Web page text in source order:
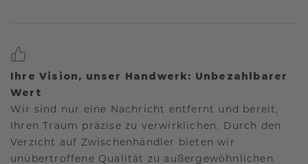
Ihre Vision, unser Handwerk: Unbezahlbarer
Wert
Wir sind nur eine Nachricht entfernt und bereit,
Ihren Traum präzise zu verwirklichen. Durch den
Verzicht auf Zwischenhändler bieten wir
unübertroffene Qualität zu außergewöhnlichen